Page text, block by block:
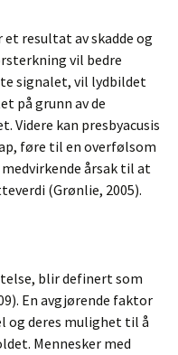
resultat av skadde og
vil bedre
signalet, vil lydbildet
på grunn av de
Videre kan presbyacusis
føre til en overfølsom
årsak til at
(Grønlie, 2005).
blir definert som
En avgjørende faktor
og deres mulighet til å
Mennesker med